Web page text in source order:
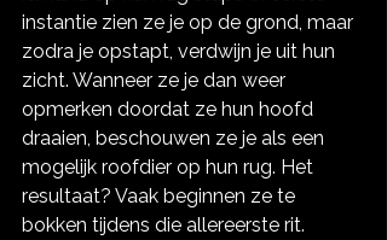
instantie zien ze je op de grond, maar
zodra je opstapt, verdwijn je uit hun
zicht. Wanneer ze je dan weer
opmerken doordat ze hun hoofd
draaien, beschouwen ze je als een
mogelijk roofdier op hun rug. Het
resultaat? Vaak beginnen ze te
bokken tijdens die allereerste rit.